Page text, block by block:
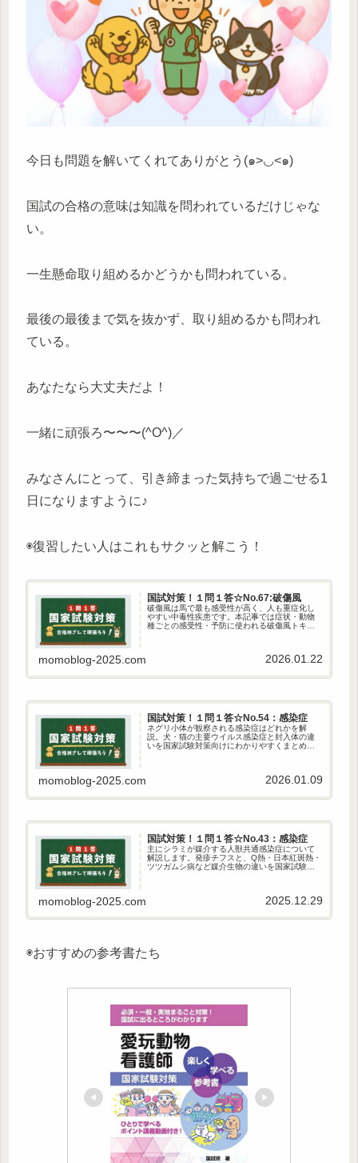
今日も問題を解いてくれてありがとう(๑>◡<๑)
国試の合格の意味は知識を問われているだけじゃな
い。
一生懸命取り組めるかどうかも問われている。
最後の最後まで気を抜かず、取り組めるかも問われ
ている。
あなたなら大丈夫だよ！
一緒に頑張ろ〜〜〜(^O^)／
みなさんにとって、引き締まった気持ちで過ごせる1
日になりますように♪
◉復習したい人はこれもサクッと解こう！
国試対策！１問１答☆No.67:破傷風
破傷風は馬で最も感受性が高く、人も重症化し
やすい中毒性疾患です。本記事では症状・動物
種ごとの感受性・予防に使われる破傷風トキソ
momoblog-2025.com 2026.01.22
国試対策！１問１答☆No.54：感染症
ネグリ小体が観察される感染症はどれかを解
説。犬・猫の主要ウイルス感染症と封入体の違
いを国家試験対策向けにわかりやすくまとめて
momoblog-2025.com 2026.01.09
国試対策！１問１答☆No.43：感染症
主にシラミが媒介する人獣共通感染症について
解説します。発疹チフスと、Q熱・日本紅斑熱・
ツツガムシ病など媒介生物の違いを国家試験対
momoblog-2025.com 2025.12.29
◉おすすめの参考書たち